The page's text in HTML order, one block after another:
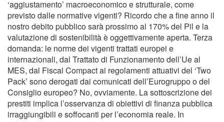
‘aggiustamento’ macroeconomico e strutturale, come
previsto dalle normative vigenti? Ricordo che a fine anno il
nostro debito pubblico sarà prossimo al 170% del Pil e la
valutazione di sostenibilità è oggettivamente aperta. Terza
domanda: le norme dei vigenti trattati europei e
internazionali, dal Trattato di Funzionamento dell’Ue al
MES, dal Fiscal Compact ai regolamenti attuativi del ‘Two
Pack’ sono derogati dai comunicati dell’Eurogruppo o del
Consiglio europeo? No, ovviamente. La sottoscrizione dei
prestiti implica l’osservanza di obiettivi di finanza pubblica
irraggiungibili e soffocanti per l’economia reale. In